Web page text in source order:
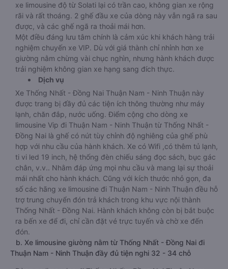
xe limousine độ từ Solati lại có trần cao, không gian xe rộng
rãi và rất thoáng. 2 ghế đầu xe của dòng này vẫn ngã ra sau
được, và các ghế ngã ra thoải mái hơn.
Một điều đáng lưu tâm chính là cảm xúc khi khách hàng trải
nghiệm chuyến xe VIP. Dù với giá thành chỉ nhỉnh hơn xe
giường nằm chừng vài chục nghìn, nhưng hành khách được
trải nghiệm không gian xe hạng sang đích thực.
Dịch vụ
Xe Thống Nhất - Đồng Nai Thuận Nam - Ninh Thuận này
được trang bị đầy đủ các tiện ích thông thường như máy
lạnh, chăn đắp, nước uống. Điểm cộng cho dòng xe
limousine Vip đi Thuận Nam - Ninh Thuận từ Thống Nhất -
Đồng Nai là ghế có nút tùy chỉnh độ nghiêng của ghế phù
hợp với nhu cầu của hành khách. Xe có Wifi ,có thêm tủ lạnh,
ti vi led 19 inch, hệ thống đèn chiếu sáng đọc sách, bục gác
chân, v.v.. Nhằm đáp ứng mọi nhu cầu và mang lại sự thoải
mái nhất cho hành khách. Cũng với kích thước nhỏ gọn, đa
số các hãng xe limousine đi Thuận Nam - Ninh Thuận đều hỗ
trợ trung chuyển đón trả khách trong khu vực nội thành
Thống Nhất - Đồng Nai. Hành khách không còn bị bắt buộc
ra bến xe để đi, chỉ cần đặt vé trực tuyến và chờ xe đến
đón.
b. Xe limousine giường nằm từ Thống Nhất - Đồng Nai đi
Thuận Nam - Ninh Thuận đầy đủ tiện nghi 32 - 34 chỗ